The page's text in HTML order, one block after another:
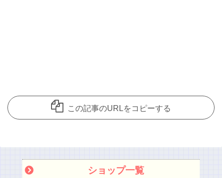
この記事のURLをコピーする
ショップ一覧